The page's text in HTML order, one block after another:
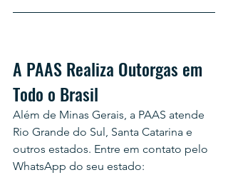
A PAAS Realiza Outorgas em
Todo o Brasil
Além de Minas Gerais, a PAAS atende
Rio Grande do Sul, Santa Catarina e
outros estados. Entre em contato pelo
WhatsApp do seu estado: